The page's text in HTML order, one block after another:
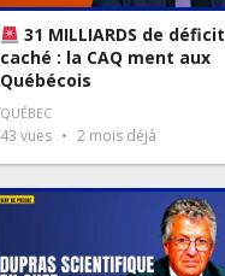
31 MILLIARDS de déficit
caché : la CAQ ment aux
Québécois
QUÉBEC
43 vues 2 mois déjà